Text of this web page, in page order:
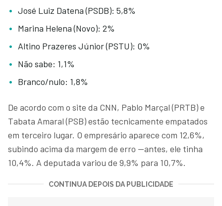
José Luiz Datena (PSDB): 5,8%
Marina Helena (Novo): 2%
Altino Prazeres Júnior (PSTU): 0%
Não sabe: 1,1%
Branco/nulo: 1,8%
De acordo com o site da CNN, Pablo Marçal (PRTB) e
Tabata Amaral (PSB) estão tecnicamente empatados
em terceiro lugar. O empresário aparece com 12,6%,
subindo acima da margem de erro —antes, ele tinha
10,4%. A deputada variou de 9,9% para 10,7%.
CONTINUA DEPOIS DA PUBLICIDADE